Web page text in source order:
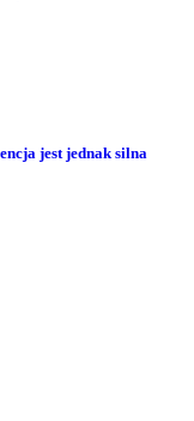
jest jednak silna